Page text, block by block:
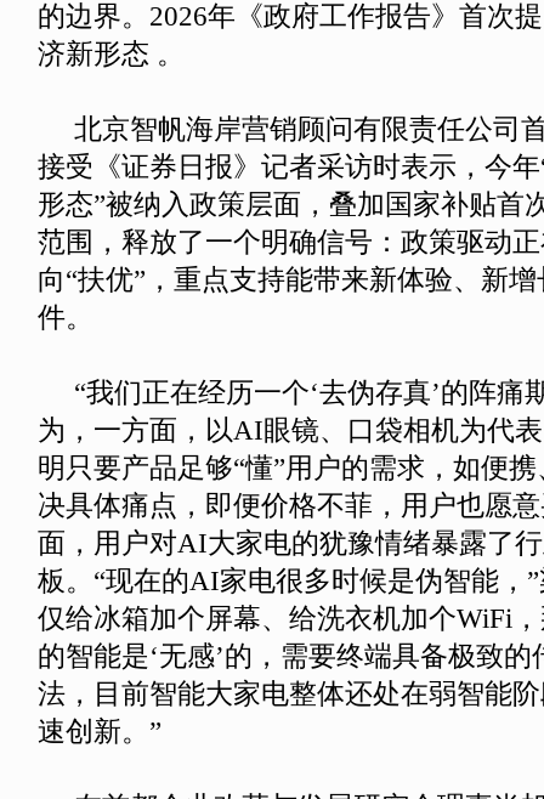
的边界。2026年《政府工作报告》首次
济新形态 。
北京智帆海岸营销顾问有限责任公司
接受《证券日报》记者采访时表示，今
形态”被纳入政策层面，叠加国家补贴首
范围，释放了一个明确信号：政策驱动
向“扶优”，重点支持能带来新体验、新
件。
“我们正在经历一个‘去伪存真’的阵痛
为，一方面，以AI眼镜、口袋相机为代
明只要产品足够“懂”用户的需求，如便
决具体痛点，即便价格不菲，用户也愿
面，用户对AI大家电的犹豫情绪暴露了
板。“现在的AI家电很多时候是伪智能，
仅给冰箱加个屏幕、给洗衣机加个WiFi
的智能是‘无感’的，需要终端具备极致
法，目前智能大家电整体还处在弱智能
速创新。”